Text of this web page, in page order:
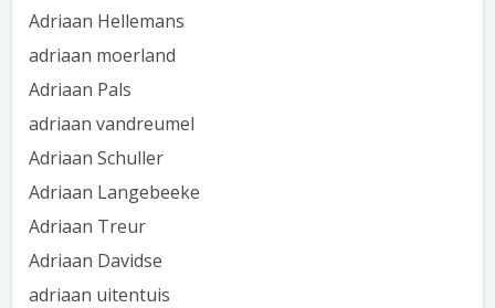
Adriaan Hellemans
adriaan moerland
Adriaan Pals
adriaan vandreumel
Adriaan Schuller
Adriaan Langebeeke
Adriaan Treur
Adriaan Davidse
adriaan uitentuis